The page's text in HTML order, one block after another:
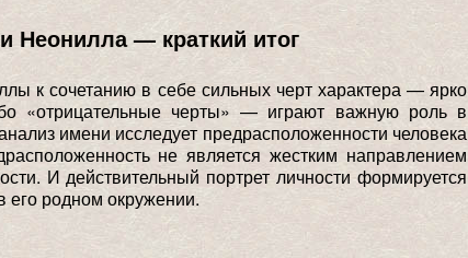
Неонилла — краткий итог
к сочетанию в себе сильных черт характера — ярко
«отрицательные черты» — играют важную роль в
имени исследует предрасположенности человека
не является жестким направлением
И действительный портрет личности формируется
его родном окружении.